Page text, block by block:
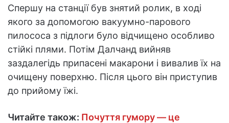
Спершу на станції був знятий ролик, в ході
якого за допомогою вакуумно-парового
пилососа з підлоги було відчищено особливо
стійкі плями. Потім Далчанд вийняв
заздалегідь припасені макарони і вивалив їх на
очищену поверхню. Після цього він приступив
до прийому їжі.
Читайте також: Почуття гумору — це